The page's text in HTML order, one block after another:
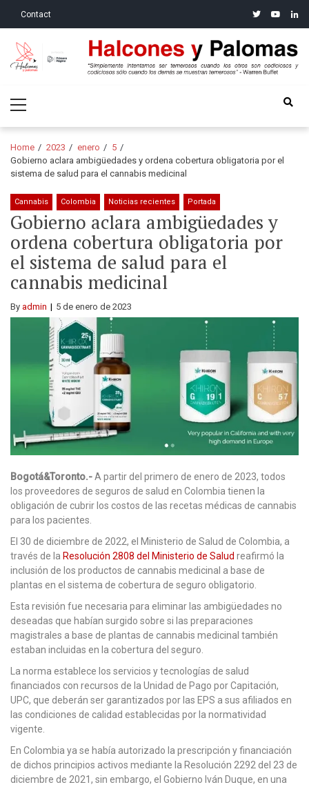
Contact twitteryoutube
Halcones y Palomas
Menu
Home 2023 enero
5
Gobierno aclara ambigüedades y ordena cobertura obligatoria por el
sistema de salud para el cannabis medicinal
Cannabis Colombia Noticias recientes Portada
Gobierno aclara ambigüedades y
ordena cobertura obligatoria por
el sistema de salud para el
cannabis medicinal
By admin 5 de enero de 2023
Bogotá&Toronto.-A partir del primero de enero de 2023, todos
los proveedores de seguros de salud en Colombia tienen la
obligación de cubrir los costos de las recetas médicas de cannabis
para los pacientes.
El 30 de diciembre de 2022, el Ministerio de Salud de Colombia, a
través de la Resolución 2808 del Ministerio de Salud reafirmó la
inclusión de los productos de cannabis medicinal a base de
plantas en el sistema de cobertura de seguro obligatorio.
Esta revisión fue necesaria para eliminar las ambigüedades no
deseadas que habían surgido sobre si las preparaciones
magistrales a base de plantas de cannabis medicinal también
estaban incluidas en la cobertura del seguro.
La norma establece los servicios y tecnologías de salud
financiados con recursos de la Unidad de Pago por Capitación,
UPC, que deberán ser garantizados por las EPS a sus afiliados en
las condiciones de calidad establecidas por la normatividad
vigente.
En Colombia ya se había autorizado la prescripción y financiación
de dichos principios activos mediante la Resolución 2292 del 23 de
diciembre de 2021, sin embargo, el Gobierno Iván Duque, en una